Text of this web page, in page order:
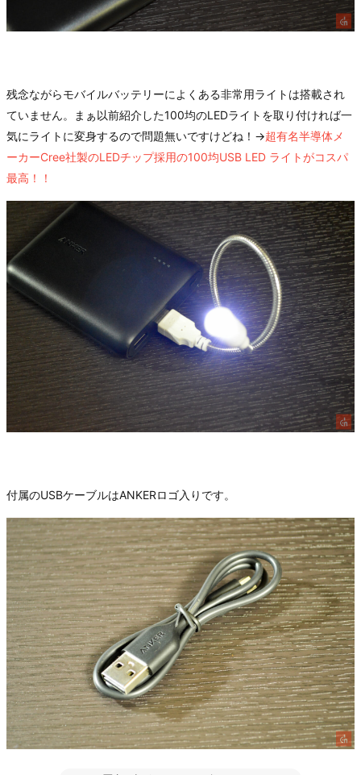
残念ながらモバイルバッテリーによくある非常用ライトは搭載され
ていません。まぁ以前紹介した100均のLEDライトを取り付ければ一
気にライトに変身するので問題無いですけどね！→超有名半導体メ
ーカーCree社製のLEDチップ採用の100均USB LED ライトがコスパ
最高！！
付属のUSBケーブルはANKERロゴ入りです。